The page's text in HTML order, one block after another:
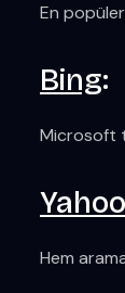
En
Bing:
Microsoft
Hem